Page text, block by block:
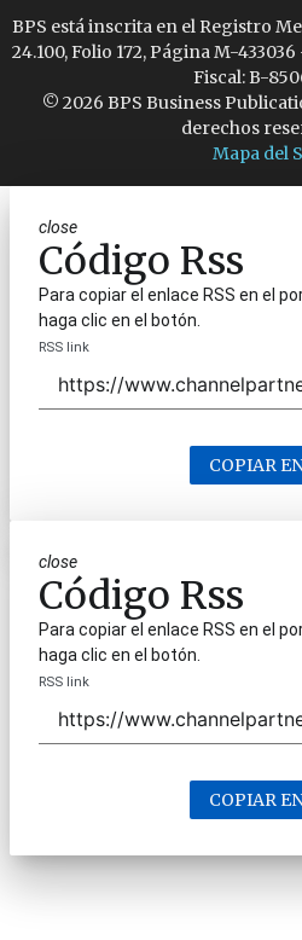
BPS está inscrita en el Registro
24.100, Folio 172, Página M-
Fiscal: B-
© 2026 BPS Business
derechos
Mapa del
close
Código Rss
Para copiar el enlace RSS en el
haga clic en el botón.
RSS link
COPIAR
close
Código Rss
Para copiar el enlace RSS en el
haga clic en el botón.
RSS link
COPIAR